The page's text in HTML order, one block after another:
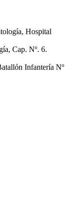
Hospital
Cap. Nº. 6.
Infantería Nº